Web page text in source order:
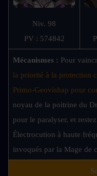
Niv. 98
PV : 574842
Mécanismes : Pour
la priorité à la protection
Primo-Geovishap pour
noyau de la poitrine du
pour le paralyser, et
Électrocution à haute
invoqués par la Mage de